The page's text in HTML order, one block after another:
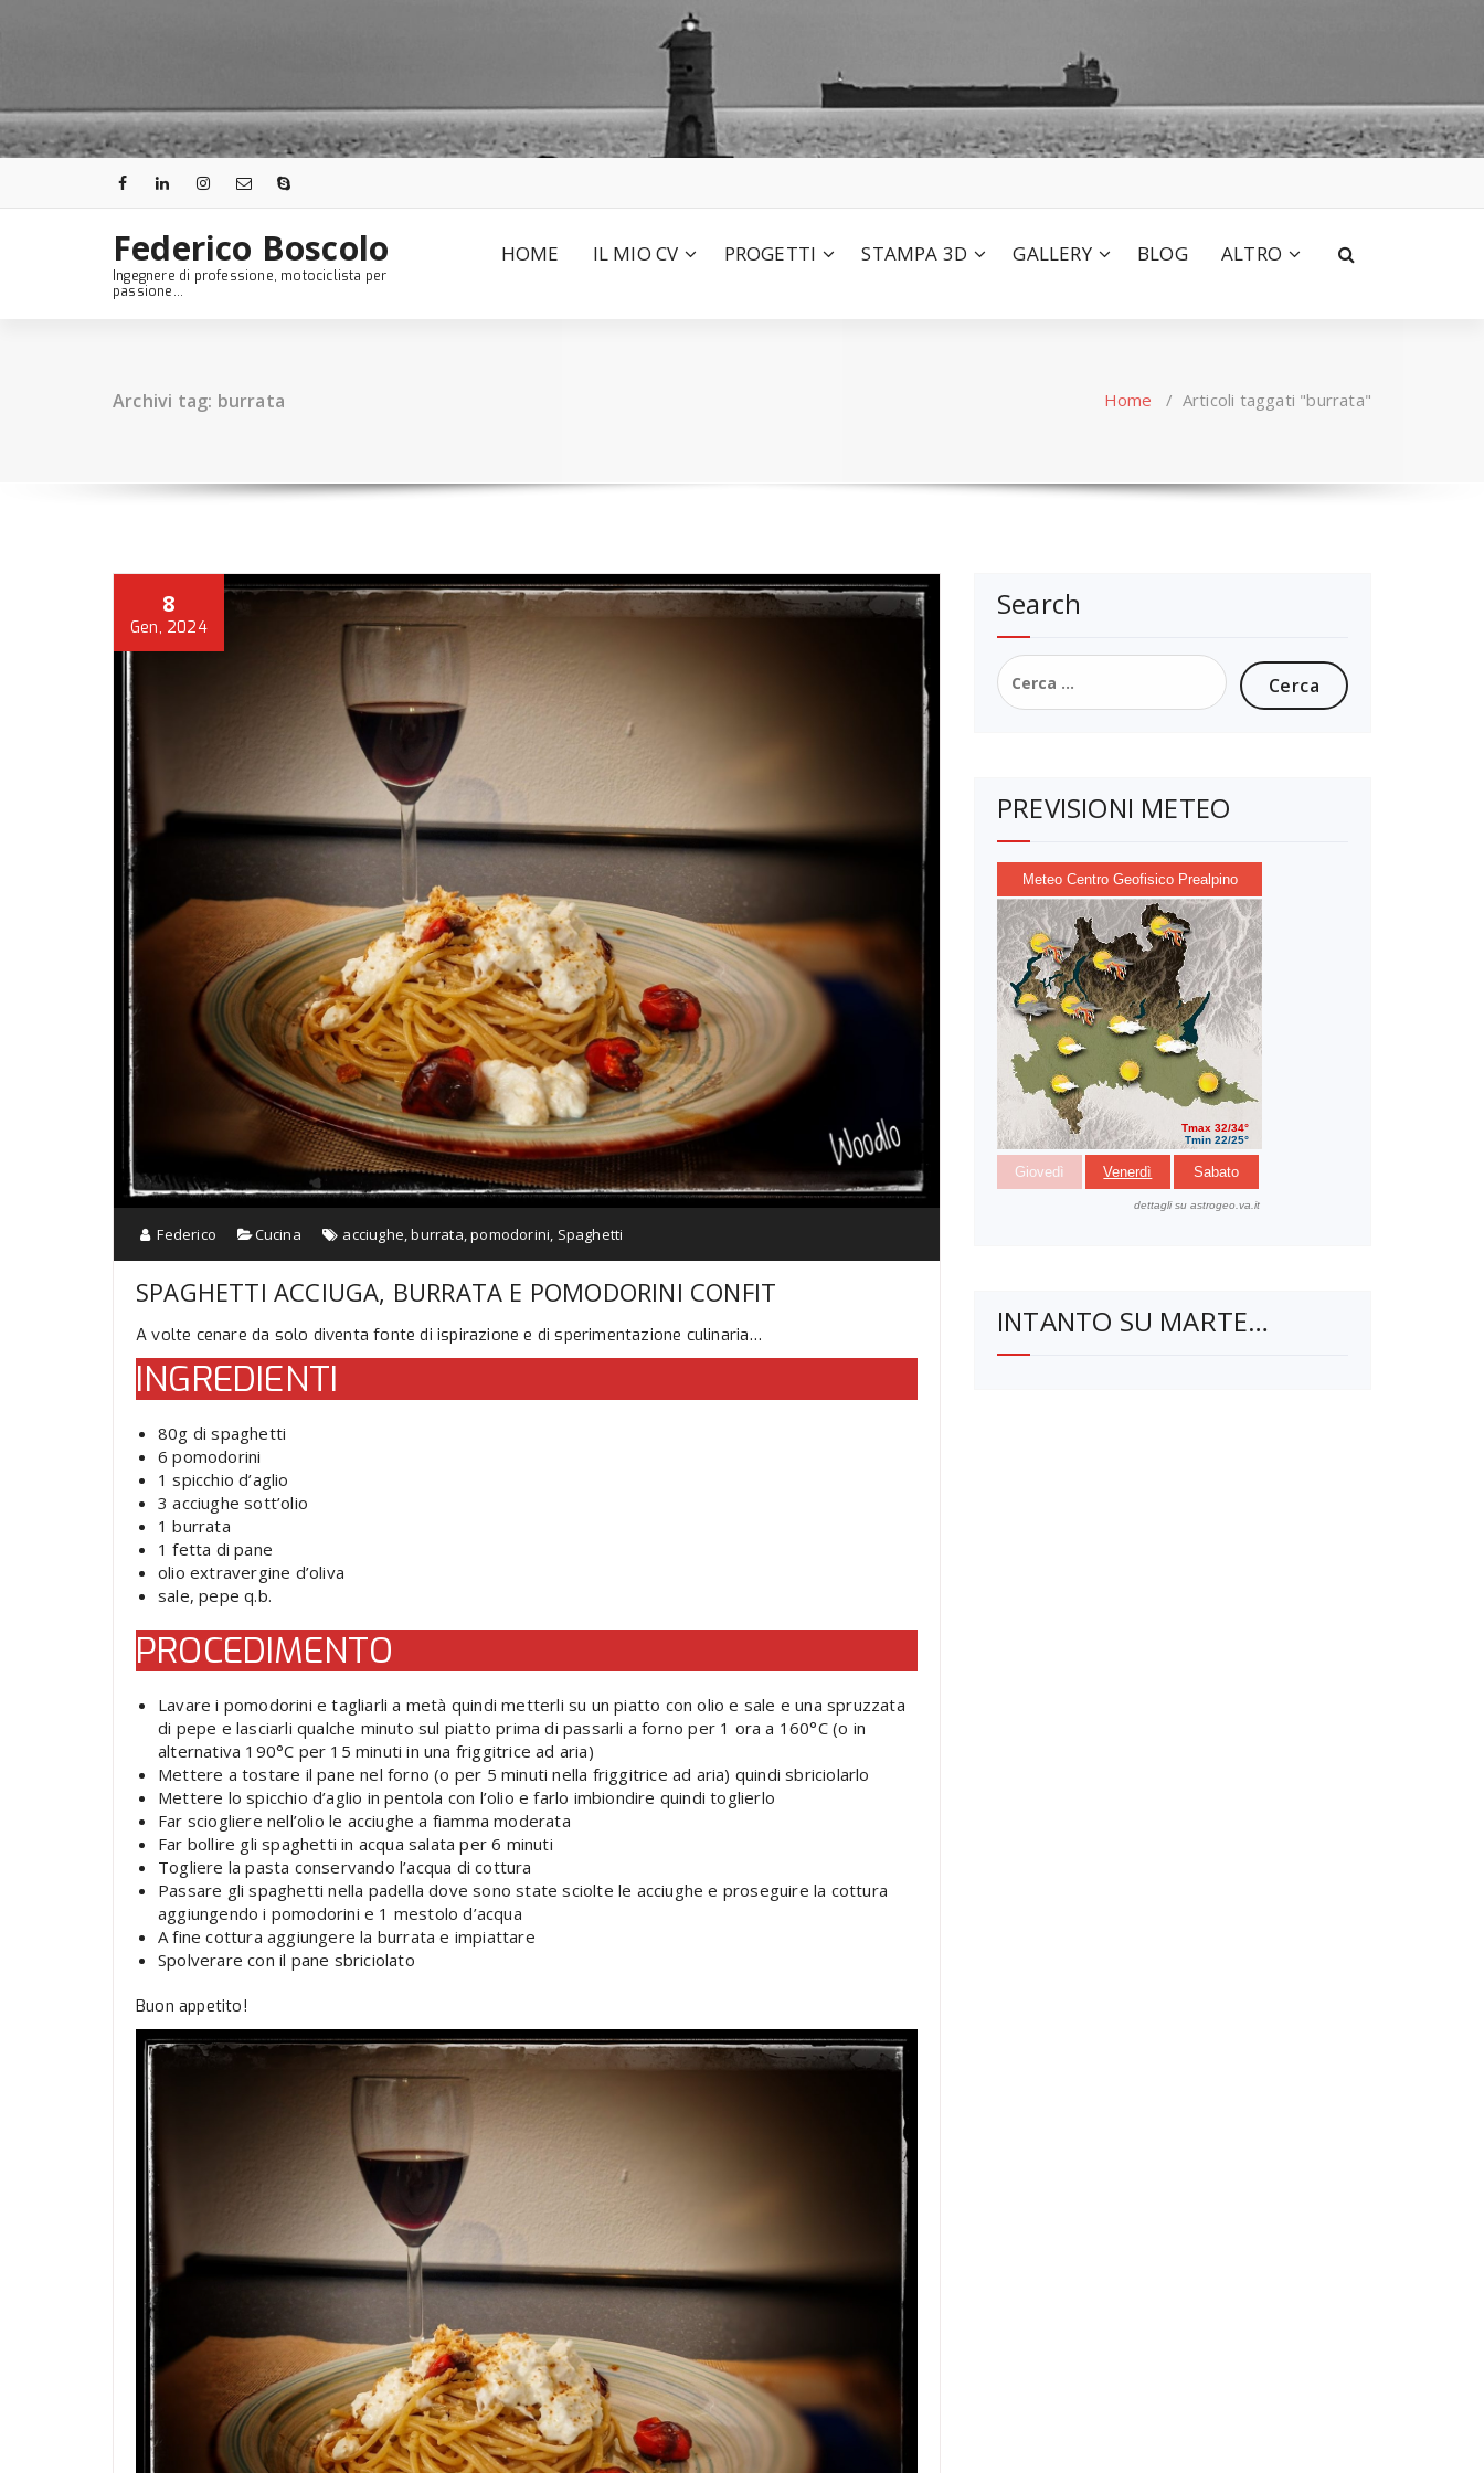
Federico Boscolo
Ingegnere di professione, motociclista per
passione...
HOME IL MIO CV PROGETTI STAMPA 3D GALLERY BLOG ALTRO
Archivi tag: burrata Home / Articoli taggati "burrata"
8
Gen, 2024
Federico Cucina acciughe,burrata,pomodorini, Spaghetti
SPAGHETTI ACCIUGA, BURRATA E POMODORINI CONFIT
A volte cenare da solo diventa fonte di ispirazione e di sperimentazione culinaria…
INGREDIENTI
80g di spaghetti
6 pomodorini
1 spicchio d’aglio
3 acciughe sott’olio
1 burrata
1 fetta di pane
olio extravergine d’oliva
sale, pepe q.b.
PROCEDIMENTO
Lavare i pomodorini e tagliarli a metà quindi metterli su un piatto con olio e sale e una spruzzata
di pepe e lasciarli qualche minuto sul piatto prima di passarli a forno per 1 ora a 160°C (o in
alternativa 190°C per 15 minuti in una friggitrice ad aria)
Mettere a tostare il pane nel forno (o per 5 minuti nella friggitrice ad aria) quindi sbriciolarlo
Mettere lo spicchio d’aglio in pentola con l’olio e farlo imbiondire quindi toglierlo
Far sciogliere nell’olio le acciughe a fiamma moderata
Far bollire gli spaghetti in acqua salata per 6 minuti
Togliere la pasta conservando l’acqua di cottura
Passare gli spaghetti nella padella dove sono state sciolte le acciughe e proseguire la cottura
aggiungendo i pomodorini e 1 mestolo d’acqua
A fine cottura aggiungere la burrata e impiattare
Spolverare con il pane sbriciolato
Buon appetito!
Search
Ricerca
per:
PREVISIONI METEO
INTANTO SU MARTE…